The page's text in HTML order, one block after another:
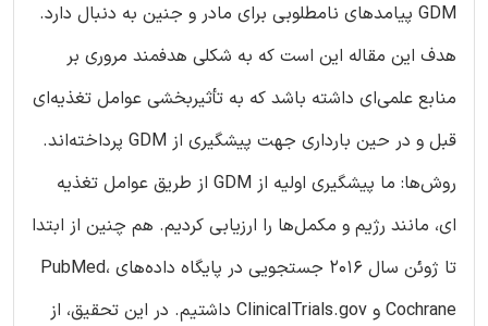
GDM پیامدهای نامطلوبی برای مادر و جنین به دنبال دارد.
هدف این مقاله این است که به شکلی هدفمند مروری بر
منابع علمی‌ای داشته باشد که به تأثیربخشی عوامل تغذیه‌ای
قبل و در حین بارداری جهت پیشگیری از GDM پرداخته‌اند.
روش‌ها: ما پیشگیری اولیه از GDM از طریق عوامل تغذیه
ای، مانند رژیم و مکمل‌ها را ارزیابی کردیم. هم چنین از ابتدا
تا ژوئن سال 2016 جستجویی در پایگاه داده‌های PubMed،
Cochrane و ClinicalTrials.gov داشتیم. در این تحقیق، از